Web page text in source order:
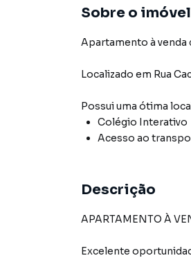
Sobre o imóvel
Apartamento à venda
Localizado em Rua
Possui uma ótima
Colégio Interativo
Acesso ao
Descrição
APARTAMENTO À
Excelente